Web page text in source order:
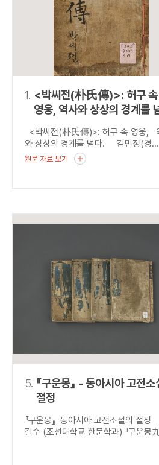
AND 정
OR 정
NOT 정조
동시에 여러 개의 연산자를
1. <박씨전(朴氏傳)>: 허구 속
영웅, 역사와 상상의 경계를
<박씨전(朴氏傳)>: 허구 속 영웅,
와 상상의 경계를 넘다. 김민정(경...
원문 자료 보기
5. 『구운몽』 - 동아시아 고전소
절정
『구운몽』 동아시아 고전소설의 절
길수 (조선대학교 한문학과) 『구운몽